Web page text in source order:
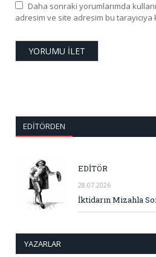
Daha sonraki yorumlarımda
adresim ve site adresim bu
EDITÖRDEN
EDİTÖR
28.07.2026
İktidarın Mizahla
YAZARLAR